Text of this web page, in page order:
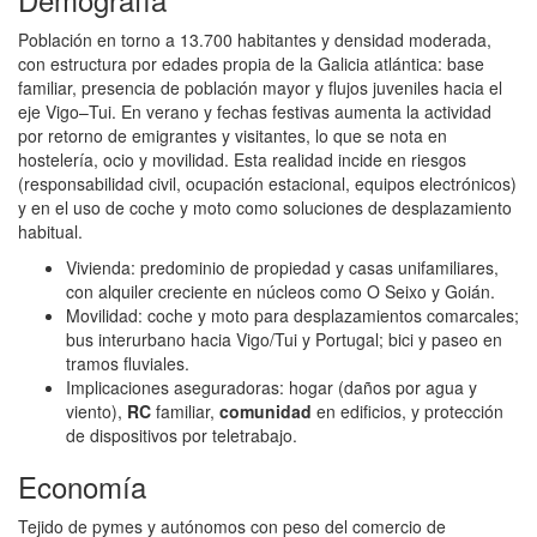
Población en torno a 13.700 habitantes y densidad moderada,
con estructura por edades propia de la Galicia atlántica: base
familiar, presencia de población mayor y flujos juveniles hacia el
eje Vigo–Tui. En verano y fechas festivas aumenta la actividad
por retorno de emigrantes y visitantes, lo que se nota en
hostelería, ocio y movilidad. Esta realidad incide en riesgos
(responsabilidad civil, ocupación estacional, equipos electrónicos)
y en el uso de coche y moto como soluciones de desplazamiento
habitual.
Vivienda: predominio de propiedad y casas unifamiliares,
con alquiler creciente en núcleos como O Seixo y Goián.
Movilidad: coche y moto para desplazamientos comarcales;
bus interurbano hacia Vigo/Tui y Portugal; bici y paseo en
tramos fluviales.
Implicaciones aseguradoras: hogar (daños por agua y
viento), RC familiar, comunidad en edificios, y protección
de dispositivos por teletrabajo.
Economía
Tejido de pymes y autónomos con peso del comercio de